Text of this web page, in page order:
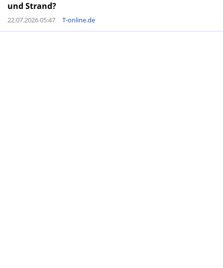
und Strand?
22.07.2026 05:47 T-online.de